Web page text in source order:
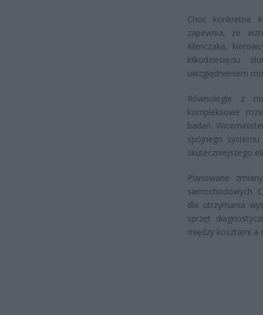
Choć konkretne
zapewnia, że
Klimczaka,
kilkudziesięciu
uwzględnieniem
Równolegle z
kompleksowe
badań.
spójnego
skuteczniejszego
Planowane
samochodowych.
dla utrzymania
sprzęt
między kosztami a